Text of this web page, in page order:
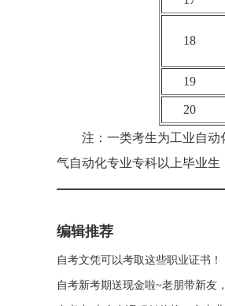
18
19
20
注：一类考生为工业自动化
气自动化专业专科以上毕业生
编辑推荐
自考文凭可以考取这些职业证书！
自考新考期送现金啦~老朋带新友